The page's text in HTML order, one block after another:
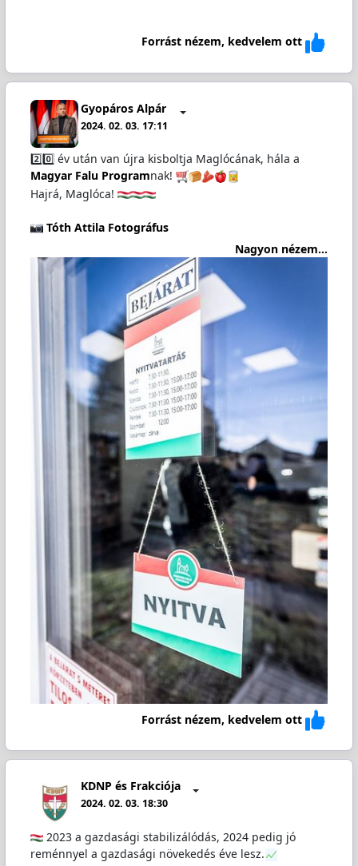
Forrást nézem, kedvelem ott
Gyopáros Alpár
2024. 02. 03. 17:11
2️⃣0️⃣ év után van újra kisboltja Maglócának, hála a
Magyar Falu Programnak!
Hajrá, Maglóca!
Tóth Attila Fotográfus
Nagyon nézem...
Forrást nézem, kedvelem ott
KDNP és Frakciója
2024. 02. 03. 18:30
2023 a gazdasági stabilizálódás, 2024 pedig jó
reménnyel a gazdasági növekedés éve lesz.